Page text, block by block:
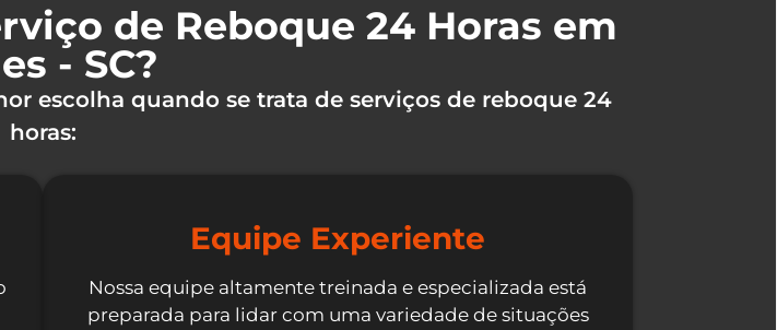
de Reboque 24 Horas em
- SC?
escolha quando se trata de serviços de reboque 24
horas:
Equipe Experiente
Nossa equipe altamente treinada e especializada está
preparada para lidar com uma variedade de situações